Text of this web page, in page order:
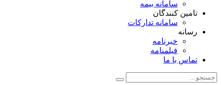
سامانه بیمه
تامین کنندگان
سامانه تدارکات
رسانه
خبرنامه
فیلمنامه
تماس با ما